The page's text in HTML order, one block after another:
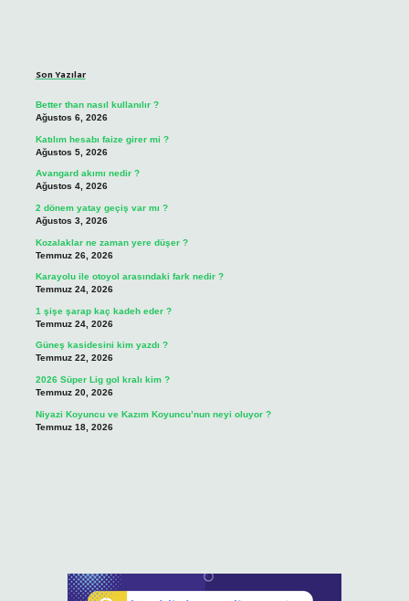
Son Yazılar
Better than nasıl kullanılır ?
Ağustos 6, 2026
Katılım hesabı faize girer mi ?
Ağustos 5, 2026
Avangard akımı nedir ?
Ağustos 4, 2026
2 dönem yatay geçiş var mı ?
Ağustos 3, 2026
Kozalaklar ne zaman yere düşer ?
Temmuz 26, 2026
Karayolu ile otoyol arasındaki fark nedir ?
Temmuz 24, 2026
1 şişe şarap kaç kadeh eder ?
Temmuz 24, 2026
Güneş kasidesini kim yazdı ?
Temmuz 22, 2026
2026 Süper Lig gol kralı kim ?
Temmuz 20, 2026
Niyazi Koyuncu ve Kazım Koyuncu’nun neyi oluyor ?
Temmuz 18, 2026